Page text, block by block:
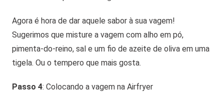
Agora é hora de dar aquele sabor à sua vagem!
Sugerimos que misture a vagem com alho em pó,
pimenta-do-reino, sal e um fio de azeite de oliva em uma
tigela. Ou o tempero que mais gosta.
Passo 4: Colocando a vagem na Airfryer